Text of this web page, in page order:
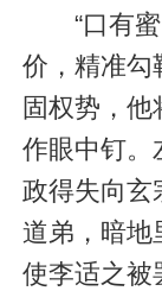
“口有蜜
价，精准勾
固权势，
作眼中钉。
政得失向玄
道弟，暗地
使李适之被